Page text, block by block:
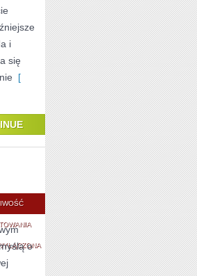
i
się
[
HISTORIE
SUKCESU
o